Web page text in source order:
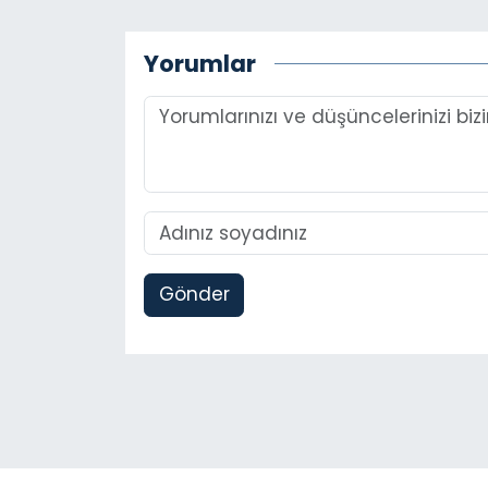
Yorumlar
Gönder